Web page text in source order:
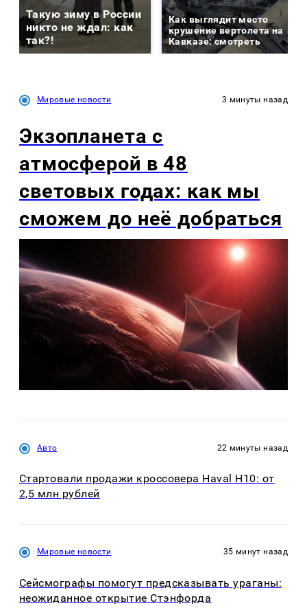
Такую зиму в России
никто не ждал: как
так?!
Как выглядит место
крушение вертолета на
Кавказе: смотреть
Мировые новости 3 минуты назад
Экзопланета с
атмосферой в 48
световых годах: как мы
сможем до неё добраться
Авто 22 минуты назад
Стартовали продажи кроссовера Haval H10: от
2,5 млн рублей
Мировые новости 35 минут назад
Сейсмографы помогут предсказывать ураганы:
неожиданное открытие Стэнфорда